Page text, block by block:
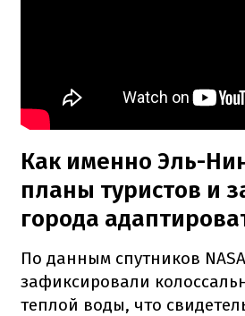
Как именно Эль-
планы туристов и
города
По данным спутников
зафиксировали
теплой воды, что